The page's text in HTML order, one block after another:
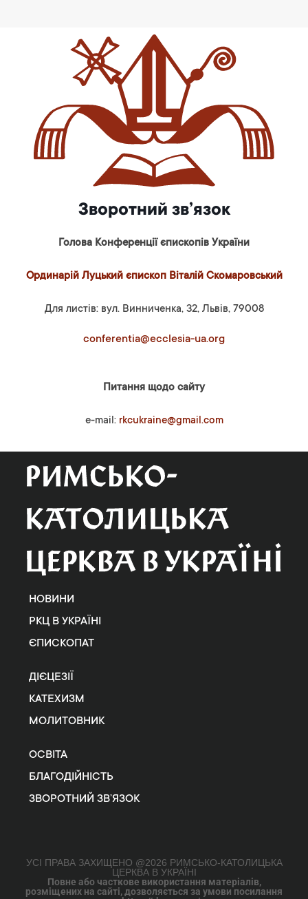
Зворотний зв’язок
Голова Конференції єпископів України
Ординарій Луцький єпископ Віталій Скомаровський
Для листів: вул. Винниченка, 32, Львів, 79008
conferentia@ecclesia-ua.org
Питання щодо сайту
e-mail: rkcukraine@gmail.com
НОВИНИ
РКЦ В УКРАЇНІ
ЄПИСКОПАТ
ДІЄЦЕЗІЇ
КАТЕХИЗМ
МОЛИТОВНИК
ОСВІТА
БЛАГОДІЙНІСТЬ
ЗВОРОТНИЙ ЗВ’ЯЗОК
УСІ ПРАВА ЗАХИЩЕНО @2026 РИМСЬКО-КАТОЛИЦЬКА
ЦЕРКВА В УКРАЇНІ
Повне або часткове використання матеріалів,
розміщених на сайті, дозволяється за умови посилання